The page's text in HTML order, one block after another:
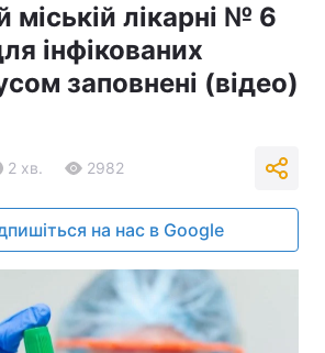
міській лікарні № 6
інфікованих
заповнені (відео)
2 хв. 2982
на нас в Google